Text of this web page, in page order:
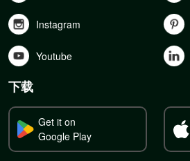
Instagram
Youtube
下载
Get it on
Google Play